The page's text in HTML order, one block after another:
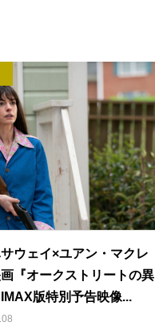
ウェイ×ユアン・マクレ
『オークストリートの異
版特別予告映像...